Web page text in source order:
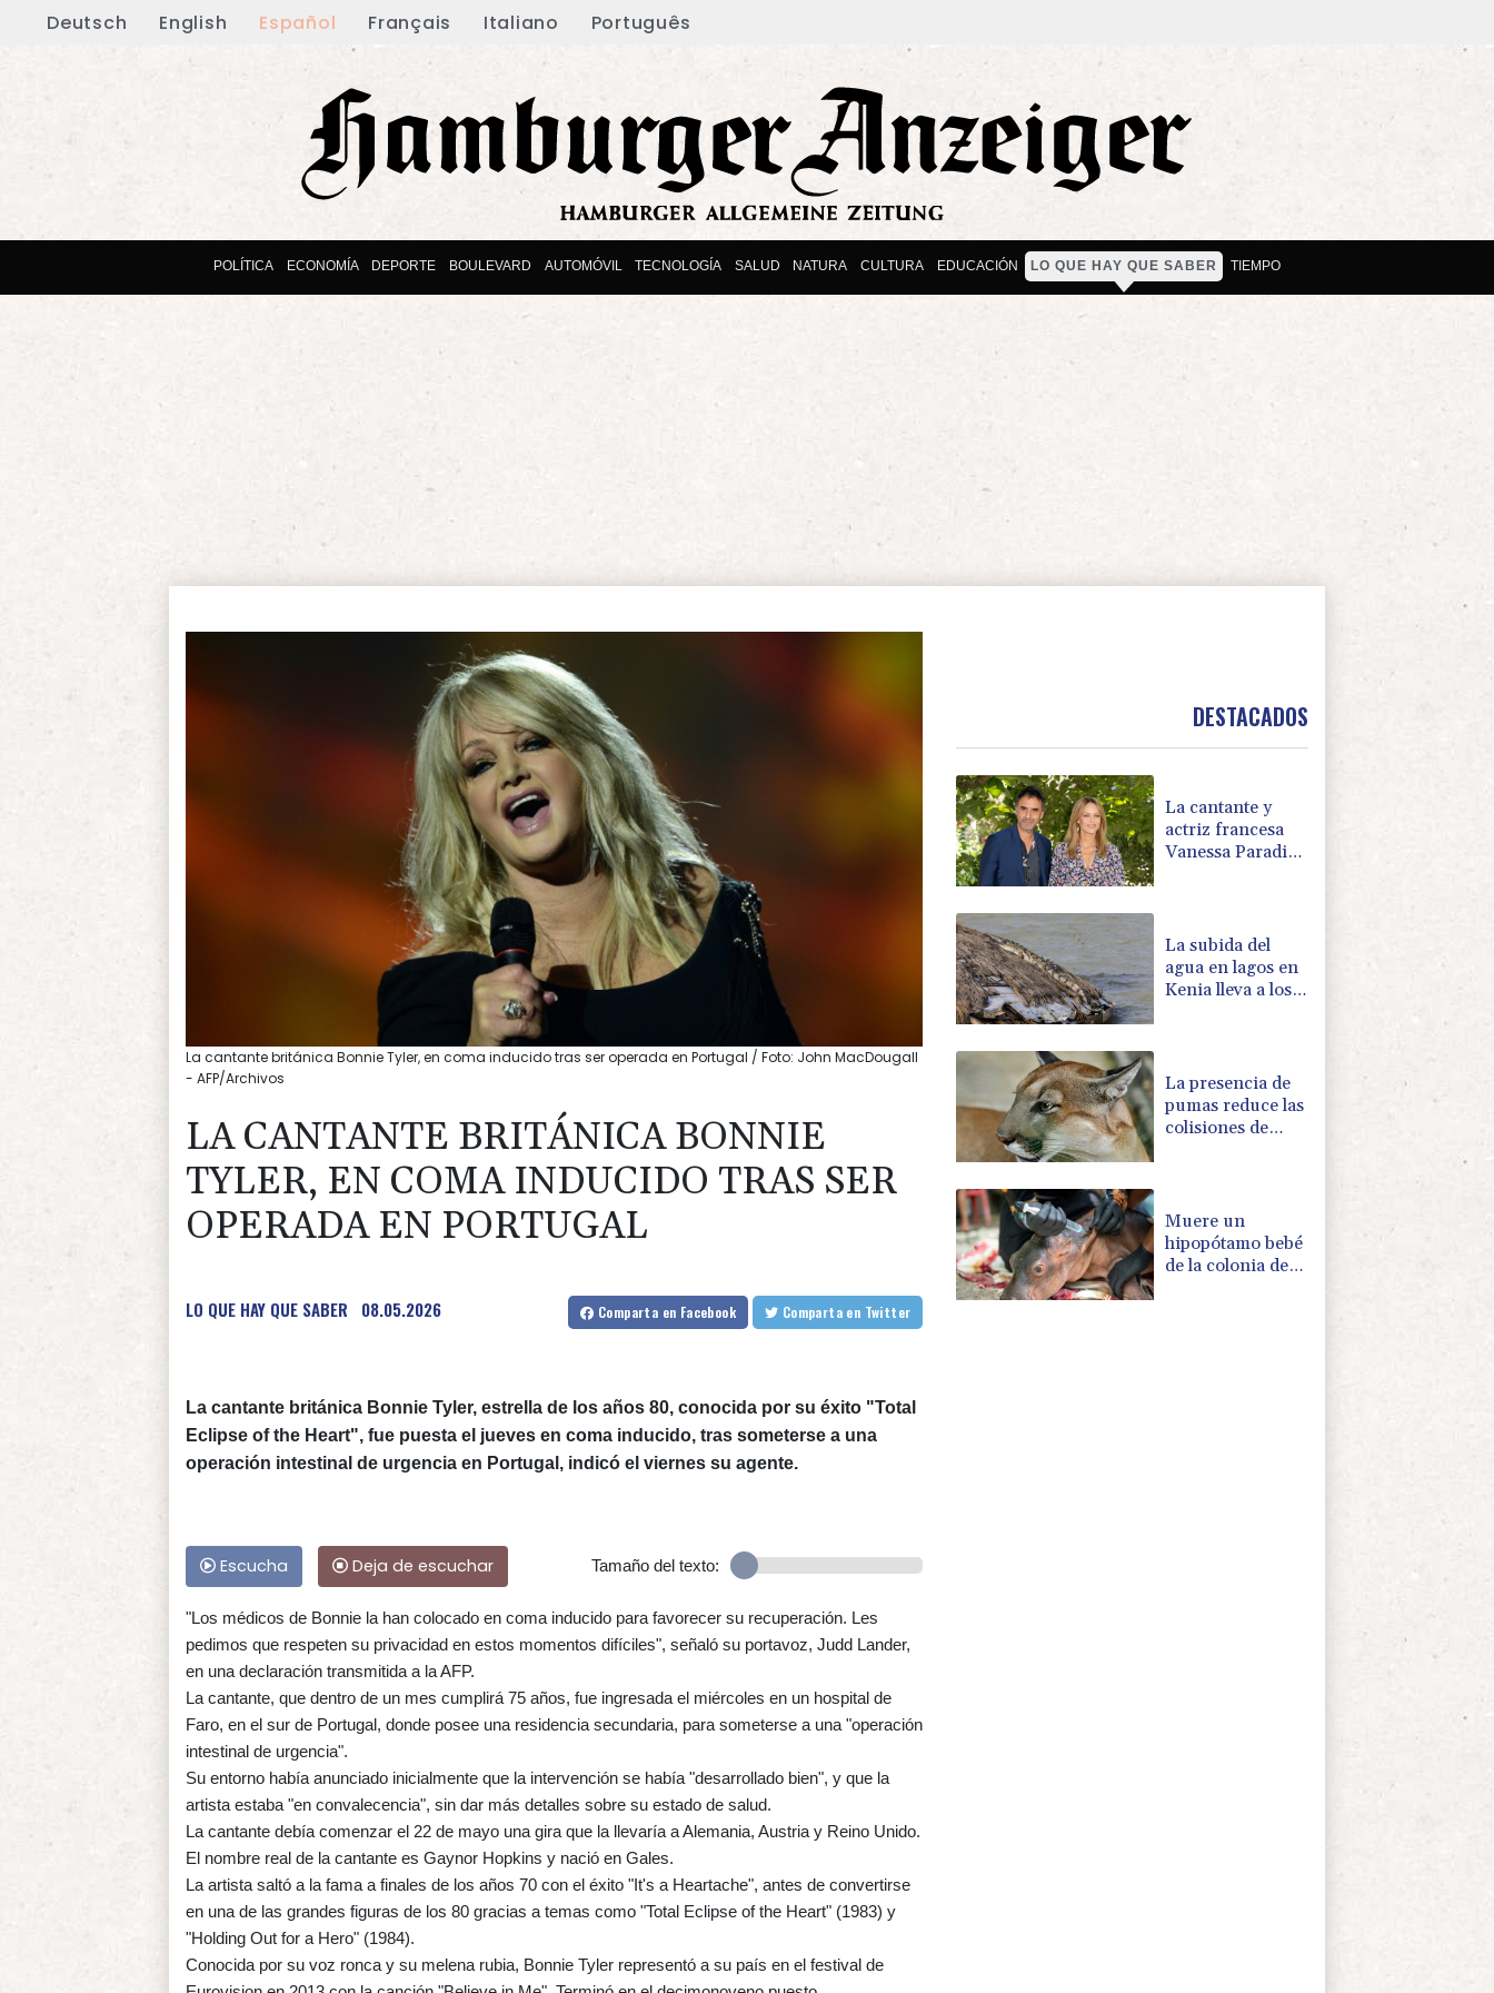
Deutsch English Español Français Italiano Português
POLÍTICA ECONOMÍA DEPORTE BOULEVARD AUTOMÓVIL TECNOLOGÍA SALUD NATURA CULTURA EDUCACIÓN LO QUE HAY QUE SABER TIEMPO
La cantante británica Bonnie Tyler, en coma inducido tras ser operada en Portugal / Foto: John MacDougall
- AFP/Archivos
LA CANTANTE BRITÁNICA BONNIE
TYLER, EN COMA INDUCIDO TRAS SER
OPERADA EN PORTUGAL
LO QUE HAY QUE SABER 08.05.2026 Comparta en Facebook Comparta en Twitter
La cantante británica Bonnie Tyler, estrella de los años 80, conocida por su éxito "Total
Eclipse of the Heart", fue puesta el jueves en coma inducido, tras someterse a una
operación intestinal de urgencia en Portugal, indicó el viernes su agente.
Escucha Deja de escuchar Tamaño del texto:
"Los médicos de Bonnie la han colocado en coma inducido para favorecer su recuperación. Les
pedimos que respeten su privacidad en estos momentos difíciles", señaló su portavoz, Judd Lander,
en una declaración transmitida a la AFP.
La cantante, que dentro de un mes cumplirá 75 años, fue ingresada el miércoles en un hospital de
Faro, en el sur de Portugal, donde posee una residencia secundaria, para someterse a una "operación
intestinal de urgencia".
Su entorno había anunciado inicialmente que la intervención se había "desarrollado bien", y que la
artista estaba "en convalecencia", sin dar más detalles sobre su estado de salud.
La cantante debía comenzar el 22 de mayo una gira que la llevaría a Alemania, Austria y Reino Unido.
El nombre real de la cantante es Gaynor Hopkins y nació en Gales.
La artista saltó a la fama a finales de los años 70 con el éxito "It's a Heartache", antes de convertirse
en una de las grandes figuras de los 80 gracias a temas como "Total Eclipse of the Heart" (1983) y
"Holding Out for a Hero" (1984).
Conocida por su voz ronca y su melena rubia, Bonnie Tyler representó a su país en el festival de
DESTACADOS
La cantante y
actriz francesa
Vanessa Paradis
La subida del
agua en lagos en
Kenia lleva a los
La presencia de
pumas reduce las
colisiones de
Muere un
hipopótamo bebé
de la colonia de